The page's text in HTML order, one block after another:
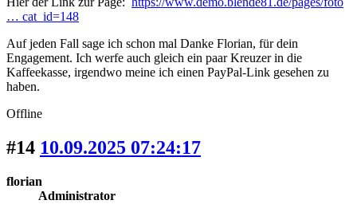
… cat_id=148
Auf jeden Fall sage ich schon mal Danke Florian, für dein
Engagement. Ich werfe auch gleich ein paar Kreuzer in die
Kaffeekasse, irgendwo meine ich einen PayPal-Link gesehen zu
haben.
Offline
#14 10.09.2025 07:24:17
florian
Administrator